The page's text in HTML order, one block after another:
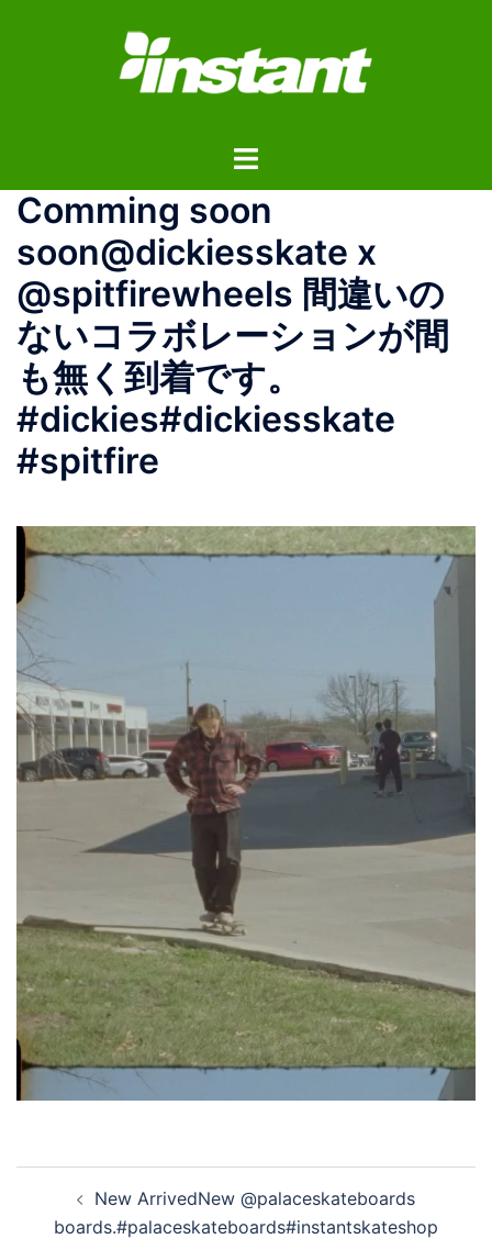
ス
ト
ル
ニ
ュ
Comming soon
soon@dickiesskate x
@spitfirewheels 間違いの
ないコラボレーションが間
も無く到着です。
#dickies#dickiesskate
#spitfire
New ArrivedNew @palaceskateboards
boards.#palaceskateboards#instantskateshop